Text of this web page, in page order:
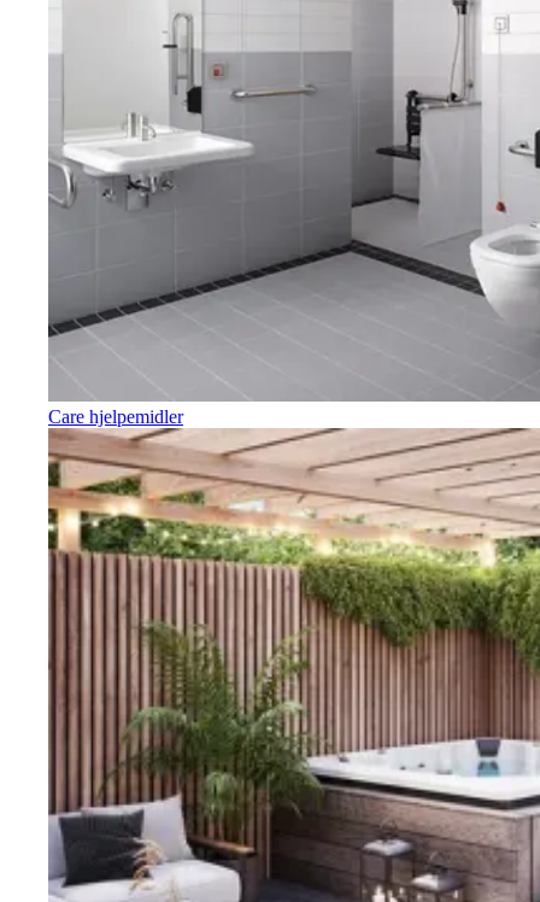
Care hjelpemidler